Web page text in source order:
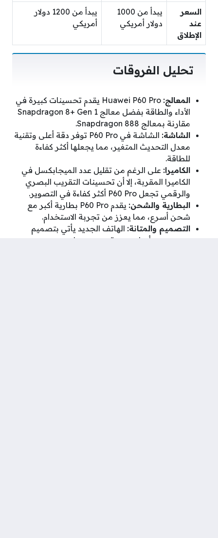
السعر
عند
الإطلاق
يبدأ من 1000
دولار أمريكي
يبدأ من 1200 دولار
أمريكي
تحليل الفروقات
المعالج:
Huawei P60 Pro يقدم تحسينات كبيرة في
الأداء والطاقة بفضل معالج Snapdragon 8+ Gen 1
مقارنة بمعالج Snapdragon 888.
الشاشة:
الشاشة في P60 Pro توفر دقة أعلى وتقنية
معدل التحديث المتغير، مما يجعلها أكثر كفاءة
للطاقة.
الكاميرا: على الرغم من تقليل عدد الميجابكسل في
الكاميرا المقربة، إلا أن تحسينات التقريب البصري
والرقمي تجعل P60 Pro أكثر كفاءة في التصوير.
البطارية والشحن:
يقدم P60 Pro بطارية أكبر مع
شحن أسرع، مما يعزز من تجربة الاستخدام.
التصميم والمتانة: الهاتف الجديد يأتي بتصميم
محسّن مع أبعاد مريحة ووزن متوازن.